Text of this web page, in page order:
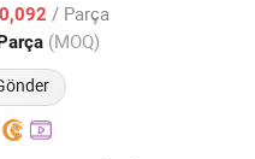
/ Parça
(MOQ)
Fiyat 2012